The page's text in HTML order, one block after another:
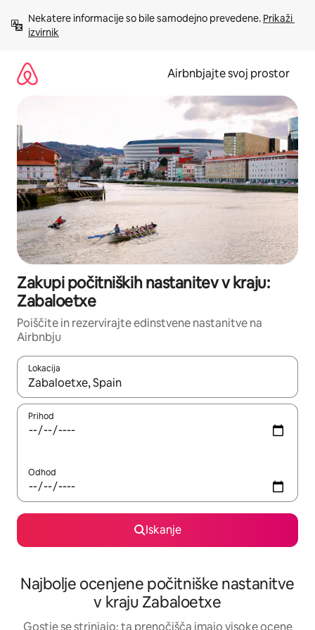
vsebino
Nekatere informacije so bile samodejno prevedene. Prikaži
izvirnik
Airbnbjajte svoj prostor
Zakupi počitniških nastanitev v kraju:
Zabaloetxe
Poiščite in rezervirajte edinstvene nastanitve na
Airbnbju
Lokacija
Ko so rezultati na voljo, krmarite s puščičnima tipkama gor in
Prihod
Odhod
Iskanje
Najbolje ocenjene počitniške nastanitve
v kraju Zabaloetxe
Gostje se strinjajo: ta prenočišča imajo visoke ocene